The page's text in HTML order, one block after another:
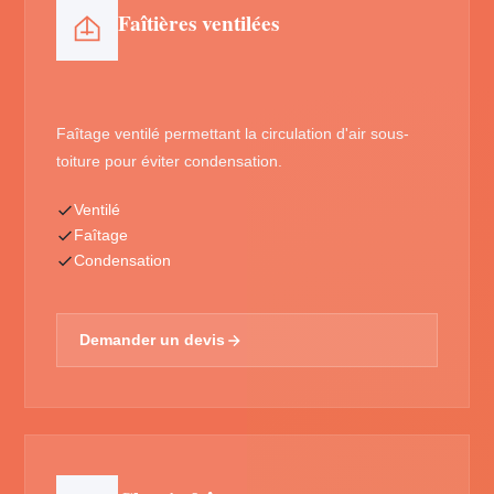
Faîtières ventilées
Faîtage ventilé permettant la circulation d'air sous-
toiture pour éviter condensation.
Ventilé
Faîtage
Condensation
Demander un devis